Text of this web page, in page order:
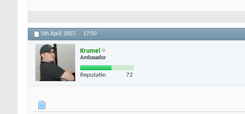
5th April 2007, 17:50
Krumel
Ambasador
Reputatie: 72